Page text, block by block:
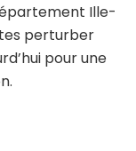
Ille-
perturber
pour une